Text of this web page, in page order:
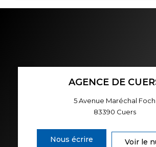
AGENCE DE
5 Avenue Maréchal Foch
83390 Cuers
Nous écrire Voir le